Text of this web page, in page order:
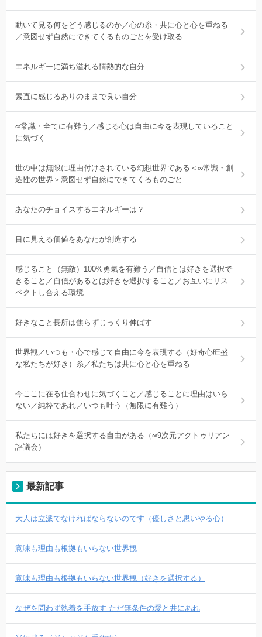
動いて見る何をどう感じるのか／心の糸・共に心と心を重ねる
／意図せず自然にできてくるものごとを受け取る
エネルギーに満ち溢れる情熱的な自分
素直に感じるありのままで良い自分
∞常識・全てに有難う／感じる心は自由に今を表現していること
に気づく
世の中は無限に理由付けされている幻想世界である＜∞常識・創
造性の世界＞意図せず自然にできてくるものごと
あなたのチョイスするエネルギーは？
目に見える価値をあなたが創造する
感じること（無敵）100%勇氣を有難う／自信とは好きを選択で
きること／自信があるとは好きを選択すること／お互いにリス
ペクトし合える環境
好きなこと長所は焦らずじっくり伸ばす
世界観／いつも・心で感じて自由に今を表現する（好奇心旺盛
な私たちが好き）糸／私たちは共に心と心を重ねる
今ここに在る仕合わせに気づくこと／感じることに理由はいら
ない／純粋であれ／いつも叶う（無限に有難う）
私たちには好きを選択する自由がある（∞9次元アクトゥリアン
評議会）
最新記事
大人は立派でなければならないのです（優しさと思いやる心）
意味も理由も根拠もいらない世界観
意味も理由も根拠もいらない世界観（好きを選択する）
なぜを問わず執着を手放す ただ無条件の愛と共にあれ